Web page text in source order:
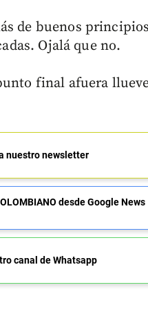
de buenos
Ojalá que no.
final afuera
nuestro newsletter
desde Google News
canal de Whatsapp